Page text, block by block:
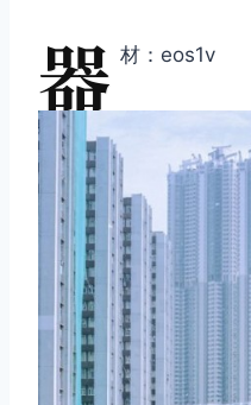
器 材：eos1v